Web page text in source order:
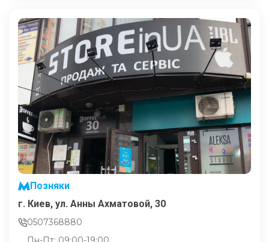
Позняки
г. Киев, ул. Анны Ахматовой, 30
0507368880